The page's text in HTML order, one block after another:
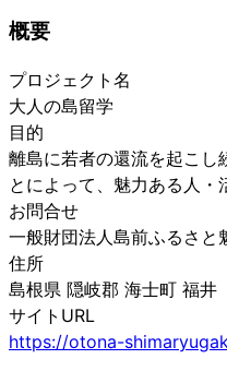
概要
プロジェクト名
大人の島留学
目的
離島に若者の還流を起こし
とによって、魅力ある人・
お問合せ
一般財団法人島前ふるさと
住所
島根県 隠岐郡 海士町 福井
サイトURL
https://otona-